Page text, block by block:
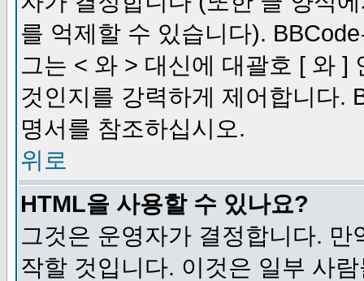
를 억제할 수 있습니다).
그는 < 와 > 대신에 대괄호 [ 와 ]
것인지를 강력하게 제어합니다.
명서를 참조하십시오.
위로
HTML을 사용할 수 있나요?
그것은 운영자가 결정합니다.
작할 것입니다. 이것은 일부 사